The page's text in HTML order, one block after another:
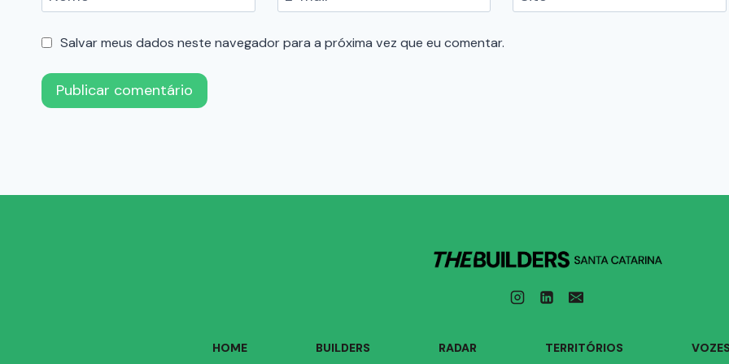
Salvar meus dados neste navegador para a próxima vez que eu comentar.
HOME BUILDERS RADAR TERRITÓRIOS VOZES